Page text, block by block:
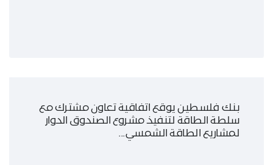
بنك فلسطين يوقع اتفاقية تعاون مشترك مع
سلطة الطاقة لتنفيذ مشروع الصندوق الدوار
لمشاريع الطاقة الشمسي...